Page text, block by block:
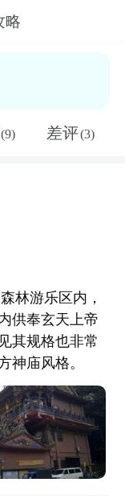
略
(9) 差评(3)
林游乐区内，
供奉玄天上帝
其规格也非常
神庙风格。